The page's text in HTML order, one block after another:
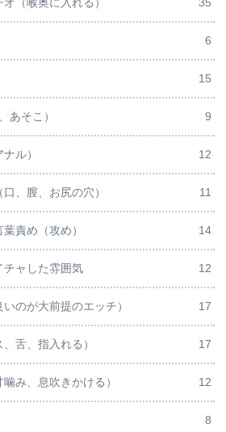
6
15
あそこ） 9
ル） 12
、膣、お尻の穴） 11
責め（攻め） 14
チャした雰囲気 12
のが大前提のエッチ） 17
舌、指入れる） 17
み、息吹きかける） 12
8